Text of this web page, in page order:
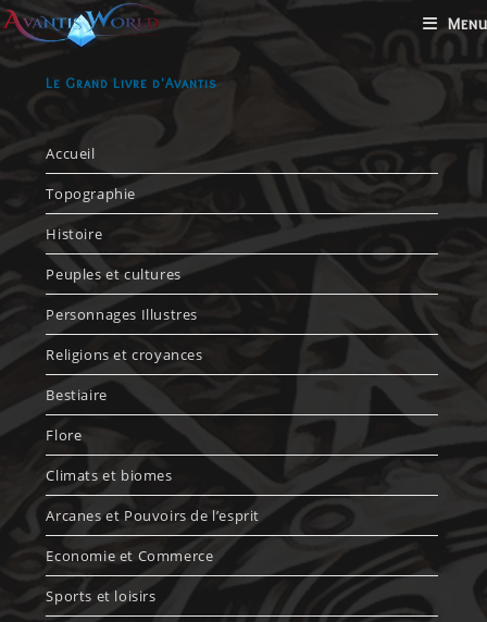
Menu
Le Grand Livre d'Avantis
Accueil
Topographie
Histoire
Peuples et cultures
Personnages Illustres
Religions et croyances
Bestiaire
Flore
Climats et biomes
Arcanes et Pouvoirs de l’esprit
Economie et Commerce
Sports et loisirs